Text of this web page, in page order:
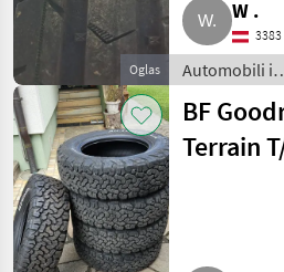
Oglas
W .
Automobili i
motocikli /
za
BF
Terrain